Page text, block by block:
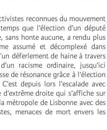
reconnues du mouvement
que l’élection d’un député
sans honte aucune, a rendu plus
assumé et décomplexé dans
déferlement de haine à travers
racisme ordinaire, jusqu’ici
de résonance grâce à l’élection
depuis lors l’escalade avec
d’extrême droite qui s’affiche sur
métropole de Lisbonne avec des
menaces de mort envers les